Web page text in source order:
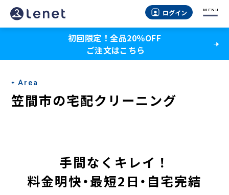
笠
間
の
宅
配
ログイン MENU
初回限定！全品20％OFF
ご注文はこちら
Area
笠間市の宅配クリーニング
手間なくキレイ！
料金明快・最短2 日・ 自宅完結